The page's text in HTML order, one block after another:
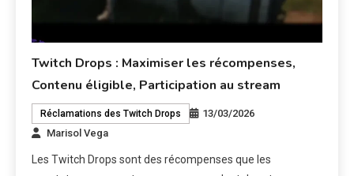
Twitch Drops : Maximiser les récompenses,
Contenu éligible, Participation au stream
Réclamations des Twitch Drops
13/03/2026
Marisol Vega
Les Twitch Drops sont des récompenses que les